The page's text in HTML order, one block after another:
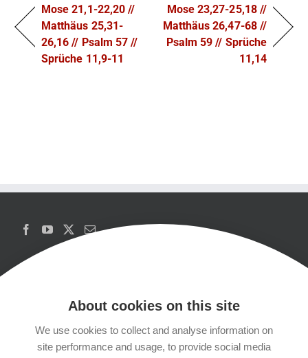
Mose 21,1-22,20 //
Matthäus 25,31-
26,16 // Psalm 57 //
Sprüche 11,9-11
Mose 23,27-25,18 //
Matthäus 26,47-68 //
Psalm 59 // Sprüche
11,14
Copyrights
About cookies on this site
We use cookies to collect and analyse information on
site performance and usage, to provide social media